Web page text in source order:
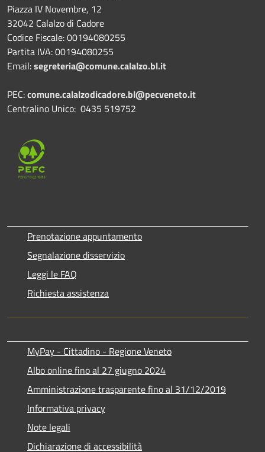
Piazza IV Novembre, 12
32042 Calalzo di Cadore
Codice Fiscale: 00194080255
Partita IVA: 00194080255
Email:segreteria@comune.calalzo.bl.it
PEC:comune.calalzodicadore.bl@pecveneto.it
Centralino Unico: 0435 519752
Prenotazione appuntamento
Segnalazione disservizio
Leggi le FAQ
Richiesta assistenza
MyPay - Cittadino - Regione Veneto
Albo online fino al 27 giugno 2024
Amministrazione trasparente fino al 31/12/2019
Informativa privacy
Note legali
Dichiarazione di accessibilità